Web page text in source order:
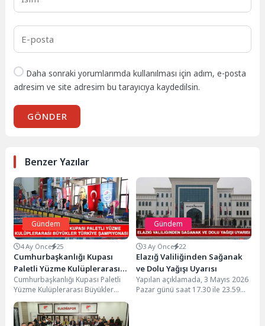
Daha sonraki yorumlarımda kullanılması için adım, e-posta
adresim ve site adresim bu tarayıcıya kaydedilsin.
GÖNDER
Benzer Yazılar
Gündem
4 Ay Önce 25
Cumhurbaşkanlığı Kupası
Paletli Yüzme Kulüplerarası
Büyükler Türkiye
Şampiyonası Seçmeleri
Cumhurbaşkanlığı Kupası Paletli
Yüzme Kulüplerarası Büyükler
Türkiye Şampiyonası ve Milli
Takım Seçmeleri, Elazığ'da
başladı. Gençlik...
Gündem
3 Ay Önce 22
Elazığ Valiliğinden Sağanak
ve Dolu Yağışı Uyarısı
Yapılan açıklamada, 3 Mayıs 2026
Pazar günü saat 17.30 ile 23.59